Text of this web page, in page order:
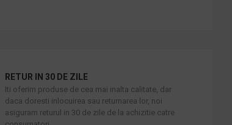
RETUR IN 30 DE ZILE
Iti oferim produse de cea mai inalta calitate, dar
daca doresti inlocuirea sau returnarea lor, noi
asiguram returul in 30 de zile de la achizitie catre